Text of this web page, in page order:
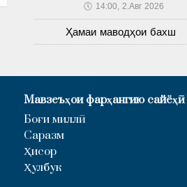
🕔 14:00, 2.Авг 2026
Ҳамаи маводҳои бахш
Мавзеъҳои фарҳангию сайёҳӣ
Боғи миллӣ
Саразм
Ҳисор
Ҳулбук